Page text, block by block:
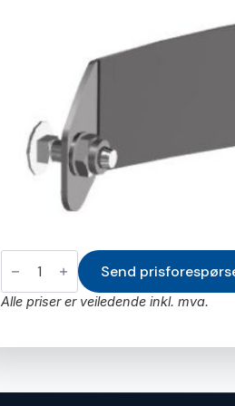
Feste
for
reservehjul.
4
Send
Alle priser er veiledende inkl. mva.